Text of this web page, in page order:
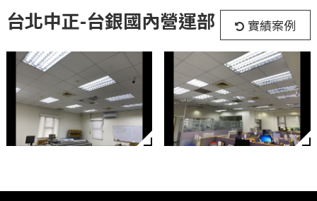
台北中正-台銀國內營運部 實績案例